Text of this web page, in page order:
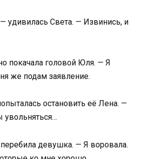
удивилась Света. — Извинись, и
покачала головой Юля. — Я
же подам заявление.
остановить её Лена. —
увольняться…
девушка. — Я воровала.